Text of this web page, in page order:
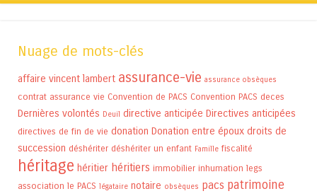
Nuage de mots-clés
affaire vincent lambert assurance-vie assurance obsèques
contrat assurance vie Convention de PACS Convention PACS deces
Dernières volontés Deuil directive anticipée Directives anticipées
directives de fin de vie donation Donation entre époux droits de
succession déshériter déshériter un enfant Famille fiscalité
héritage héritier héritiers immobilier inhumation legs
association le PACS légataire notaire obsèques pacs patrimoine